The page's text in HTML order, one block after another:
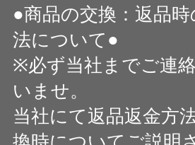
●商品の交換：返品
法について●
※必ず当社までご連
いませ。
当社にて返品返金方